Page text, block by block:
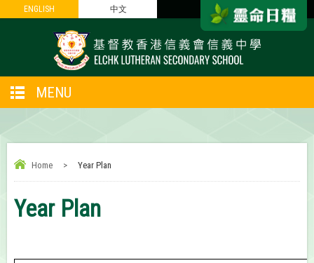
ENGLISH 中文
ENGLISH 中文
MENU
Home > Year Plan
Year Plan